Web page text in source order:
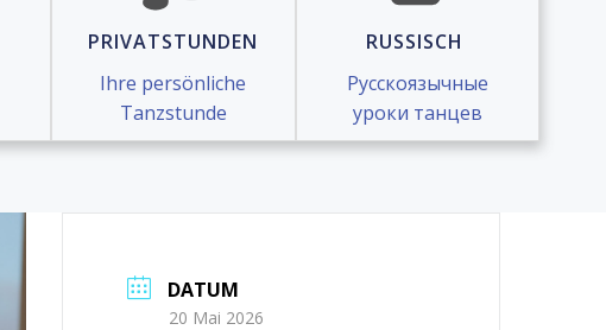
PRIVATSTUNDEN
Ihre persönliche
Tanzstunde
RUSSISCH
Русскоязычные
уроки танцев
DATUM
20 Mai 2026